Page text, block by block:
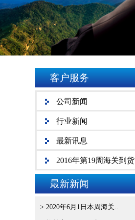
客户服务
公司新闻
行业新闻
最新讯息
2016年第19周海关到货
最新新闻
> 2020年6月1日本周海关..